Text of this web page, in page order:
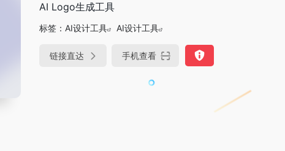
AI Logo生成工具
标签： AI设计工具 AI设计工具
链接直达 手机查看